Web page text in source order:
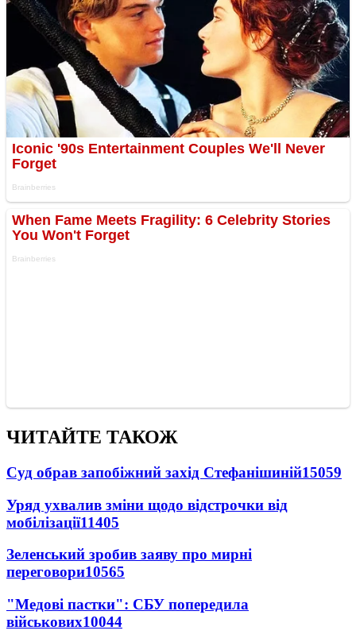
ЧИТАЙТЕ ТАКОЖ
Суд обрав запобіжний захід Стефанішиній15059
Уряд ухвалив зміни щодо відстрочки від
мобілізації11405
Зеленський зробив заяву про мирні
переговори10565
"Медові пастки": СБУ попередила
військових10044